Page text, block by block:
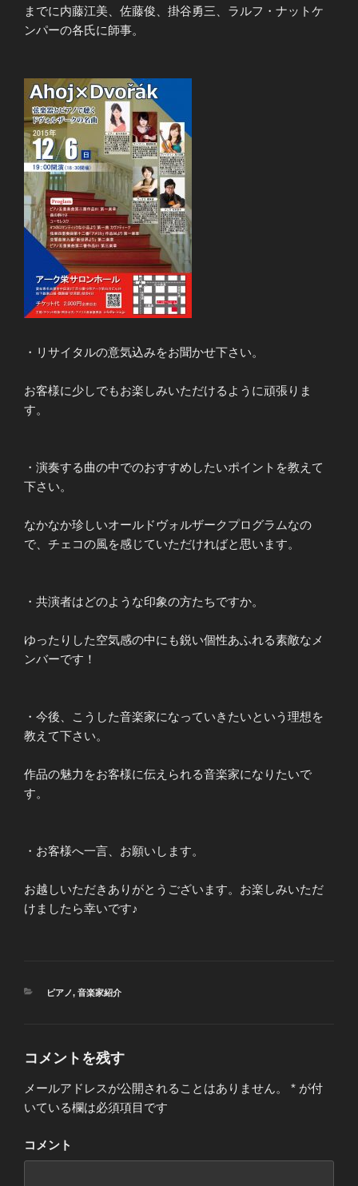
までに内藤江美、佐藤俊、掛谷勇三、ラルフ・ナットケ
ンパーの各氏に師事。
・リサイタルの意気込みをお聞かせ下さい。
お客様に少しでもお楽しみいただけるように頑張りま
す。
・演奏する曲の中でのおすすめしたいポイントを教えて
下さい。
なかなか珍しいオールドヴォルザークプログラムなの
で、チェコの風を感じていただければと思います。
・共演者はどのような印象の方たちですか。
ゆったりした空気感の中にも鋭い個性あふれる素敵なメ
ンバーです！
・今後、こうした音楽家になっていきたいという理想を
教えて下さい。
作品の魅力をお客様に伝えられる音楽家になりたいで
す。
・お客様へ一言、お願いします。
お越しいただきありがとうございます。お楽しみいただ
けましたら幸いです♪
カ
ー
ピアノ, 音楽家紹介
コメントを残す
メールアドレスが公開されることはありません。 * が付
いている欄は必須項目です
コメント